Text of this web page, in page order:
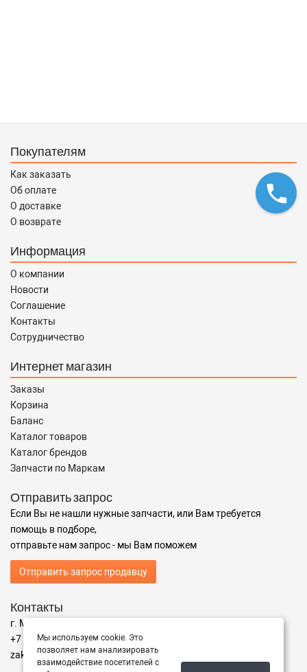
Покупателям
Как заказать
Об оплате
О доставке
О возврате
Информация
О компании
Новости
Соглашение
Контакты
Сотрудничество
Интернет магазин
Заказы
Корзина
Баланс
Каталог товаров
Каталог брендов
Запчасти по Маркам
Отправить запрос
Если Вы не нашли нужные запчасти, или Вам требуется
помощь в подборе,
отправьте нам запрос - мы Вам поможем
Отправить запрос продавцу
Контакты
г. Москва ул. Адрес
+7 (499) 350-94-25
zakaz@instrumentzip.ru
Мы используем cookie. Это
позволяет нам анализировать
взаимодействие посетителей с